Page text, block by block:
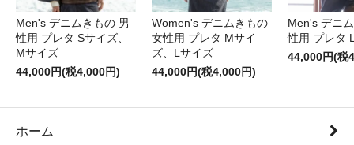
Men's デニムきもの 男
性用 プレタ Sサイズ、
Mサイズ
44,000円(税4,000円)
Women's デニムきもの
女性用 プレタ Mサイ
ズ、Lサイズ
44,000円(税4,000円)
Men's デニ
性用 プレタ
44,000円(税
ホーム